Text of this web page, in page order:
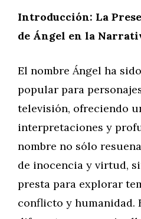
Introducción: La
de Ángel en la
El nombre Ángel ha
popular para
televisión, ofreciendo
interpretaciones y
nombre no sólo
de inocencia y virtud,
presta para explorar
conflicto y humanidad.